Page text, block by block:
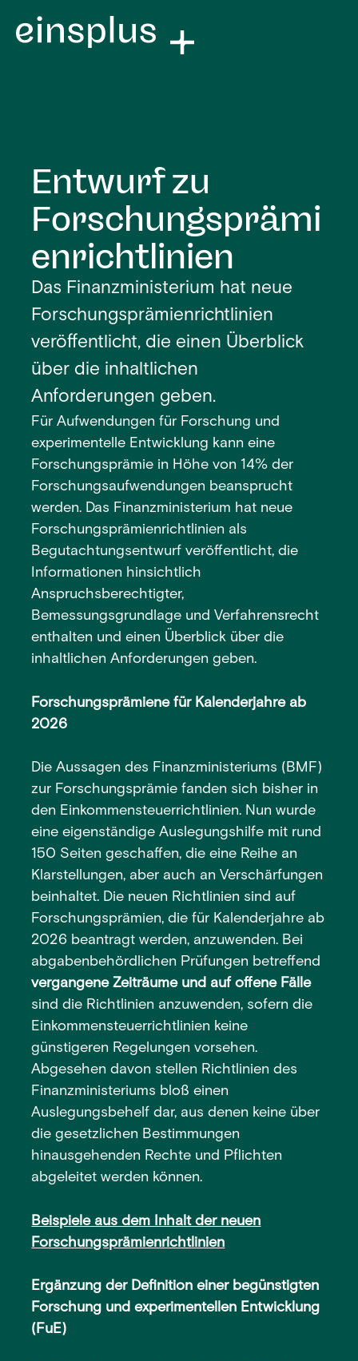
Entwurf zu
Forschungsprämi
enrichtlinien
Das Finanzministerium hat neue
Forschungsprämienrichtlinien
veröffentlicht, die einen Überblick
über die inhaltlichen
Anforderungen geben.
Für Aufwendungen für Forschung und
experimentelle Entwicklung kann eine
Forschungsprämie in Höhe von 14% der
Forschungsaufwendungen beansprucht
werden. Das Finanzministerium hat neue
Forschungsprämienrichtlinien als
Begutachtungsentwurf veröffentlicht, die
Informationen hinsichtlich
Anspruchsberechtigter,
Bemessungsgrundlage und Verfahrensrecht
enthalten und einen Überblick über die
inhaltlichen Anforderungen geben.
Forschungsprämiene für Kalenderjahre ab
2026
Die Aussagen des Finanzministeriums (BMF)
zur Forschungsprämie fanden sich bisher in
den Einkommensteuerrichtlinien. Nun wurde
eine eigenständige Auslegungshilfe mit rund
150 Seiten geschaffen, die eine Reihe an
Klarstellungen, aber auch an Verschärfungen
beinhaltet. Die neuen Richtlinien sind auf
Forschungsprämien, die für Kalenderjahre ab
2026 beantragt werden, anzuwenden. Bei
abgabenbehördlichen Prüfungen betreffend
vergangene Zeiträume und auf offene Fälle
sind die Richtlinien anzuwenden, sofern die
Einkommensteuerrichtlinien keine
günstigeren Regelungen vorsehen.
Abgesehen davon stellen Richtlinien des
Finanzministeriums bloß einen
Auslegungsbehelf dar, aus denen keine über
die gesetzlichen Bestimmungen
hinausgehenden Rechte und Pflichten
abgeleitet werden können.
Beispiele aus dem Inhalt der neuen
Forschungsprämienrichtlinien
Ergänzung der Definition einer begünstigten
Forschung und experimentellen Entwicklung
(FuE)